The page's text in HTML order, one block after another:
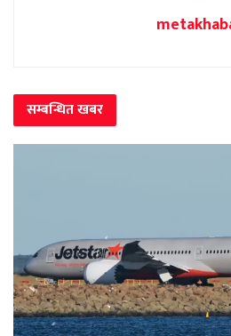
सम्बन्धितखबर